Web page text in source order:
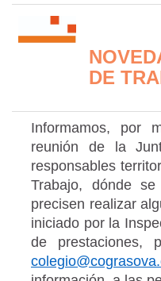
DE
Informamos, por
reunión de la
responsables
Trabajo, dónde
precisen realizar
iniciado por la
de prestaciones,